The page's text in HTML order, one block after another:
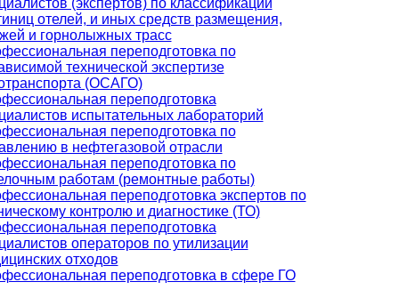
отелей, и иных средств размещения,
и горнолыжных трасс
переподготовка по
технической экспертизе
(ОСАГО)
переподготовка
испытательных лабораторий
переподготовка по
в нефтегазовой отрасли
переподготовка по
работам (ремонтные работы)
переподготовка экспертов по
контролю и диагностике (ТО)
переподготовка
операторов по утилизации
отходов
переподготовка в сфере ГО